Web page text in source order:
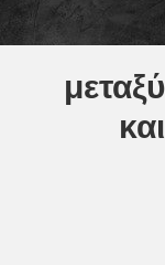
μεταξύ
και